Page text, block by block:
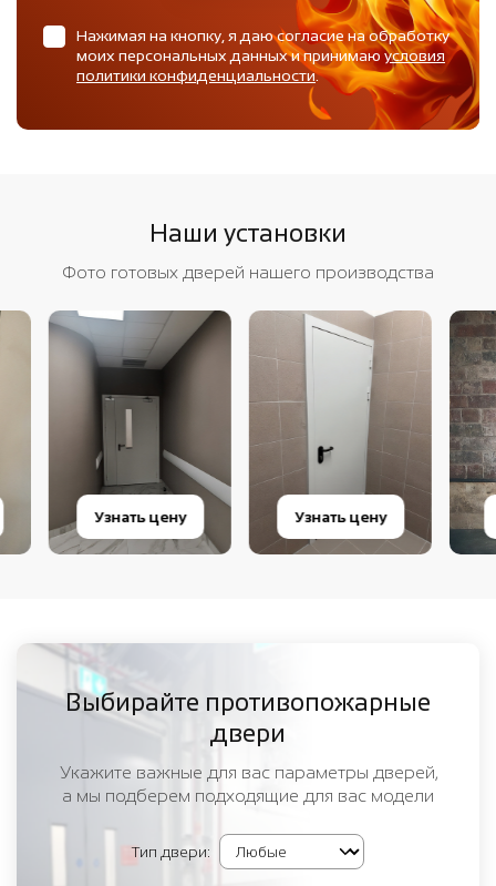
Нажимая на кнопку, я даю согласие на обработку
моих персональных данных и принимаюусловия
политики конфиденциальности.
Наши установки
Фото готовых дверей нашего производства
Узнать цену Узнать цену
Выбирайте противопожарные
двери
Укажите важные для вас параметры дверей,
а мы подберем подходящие для вас модели
Тип двери: